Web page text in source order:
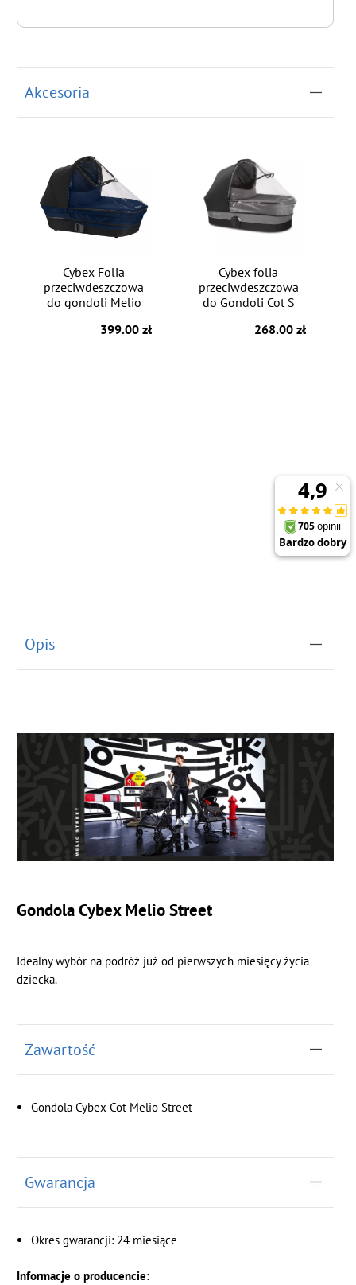
Akcesoria
Cybex Folia
przeciwdeszczowa
do gondoli Melio
399.00 zł
Cybex folia
przeciwdeszczowa
do Gondoli Cot S
268.00 zł
Opis
Gondola Cybex Melio Street
Idealny wybór na podróż już od pierwszych miesięcy życia
dziecka.
Zawartość
Gondola Cybex Cot Melio Street
Gwarancja
Okres gwarancji: 24 miesiące
Informacje o producencie: